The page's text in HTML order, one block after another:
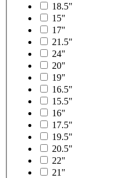
18.5"
15"
17"
21.5"
24"
20"
19"
16.5"
15.5"
16"
17.5"
19.5"
20.5"
22"
21"